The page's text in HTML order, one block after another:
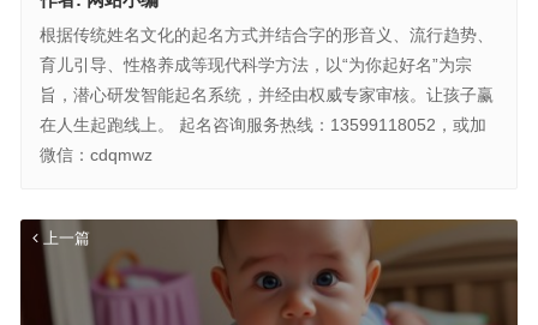
根据传统姓名文化的起名方式并结合字的形音义、流行趋势、
育儿引导、性格养成等现代科学方法，以“为你起好名”为宗
旨，潜心研发智能起名系统，并经由权威专家审核。让孩子赢
在人生起跑线上。 起名咨询服务热线：13599118052，或加
微信：cdqmwz
上一篇